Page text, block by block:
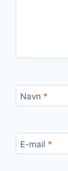
Navn *
E-mail *